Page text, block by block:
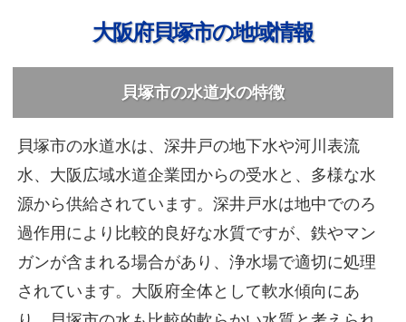
大阪府貝塚市の地域情報
貝塚市の水道水の特徴
貝塚市の水道水は、深井戸の地下水や河川表流
水、大阪広域水道企業団からの受水と、多様な水
源から供給されています。深井戸水は地中でのろ
過作用により比較的良好な水質ですが、鉄やマン
ガンが含まれる場合があり、浄水場で適切に処理
されています。大阪府全体として軟水傾向にあ